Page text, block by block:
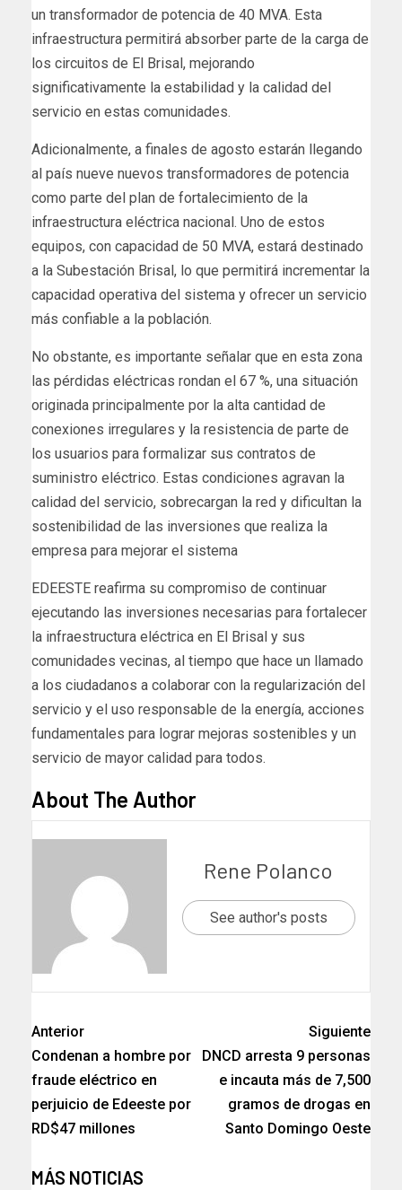
un transformador de potencia de 40 MVA. Esta
infraestructura permitirá absorber parte de la carga de
los circuitos de El Brisal, mejorando
significativamente la estabilidad y la calidad del
servicio en estas comunidades.
Adicionalmente, a finales de agosto estarán llegando
al país nueve nuevos transformadores de potencia
como parte del plan de fortalecimiento de la
infraestructura eléctrica nacional. Uno de estos
equipos, con capacidad de 50 MVA, estará destinado
a la Subestación Brisal, lo que permitirá incrementar la
capacidad operativa del sistema y ofrecer un servicio
más confiable a la población.
No obstante, es importante señalar que en esta zona
las pérdidas eléctricas rondan el 67 %, una situación
originada principalmente por la alta cantidad de
conexiones irregulares y la resistencia de parte de
los usuarios para formalizar sus contratos de
suministro eléctrico. Estas condiciones agravan la
calidad del servicio, sobrecargan la red y dificultan la
sostenibilidad de las inversiones que realiza la
empresa para mejorar el sistema
EDEESTE reafirma su compromiso de continuar
ejecutando las inversiones necesarias para fortalecer
la infraestructura eléctrica en El Brisal y sus
comunidades vecinas, al tiempo que hace un llamado
a los ciudadanos a colaborar con la regularización del
servicio y el uso responsable de la energía, acciones
fundamentales para lograr mejoras sostenibles y un
servicio de mayor calidad para todos.
About The Author
Rene Polanco
See author's posts
Anterior
Condenan a hombre por
fraude eléctrico en
perjuicio de Edeeste por
RD$47 millones
Siguiente
DNCD arresta 9 personas
e incauta más de 7,500
gramos de drogas en
Santo Domingo Oeste
MÁS NOTICIAS